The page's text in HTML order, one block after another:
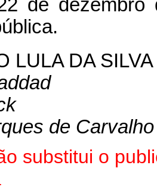
de dezembro
LULA DA SILVA
de Carvalho
substitui o